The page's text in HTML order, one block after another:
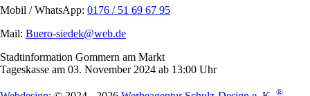
Mobil / WhatsApp: 0176 / 51 69 67 95
Mail: Buero-siedek@web.de
Stadtinformation Gommern am Markt
Tageskasse am 03. November 2024 ab 13:00 Uhr
®